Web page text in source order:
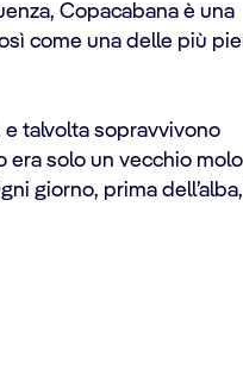
Copacabana è una
come una delle più
talvolta sopravvivono
era solo un vecchio
giorno, prima